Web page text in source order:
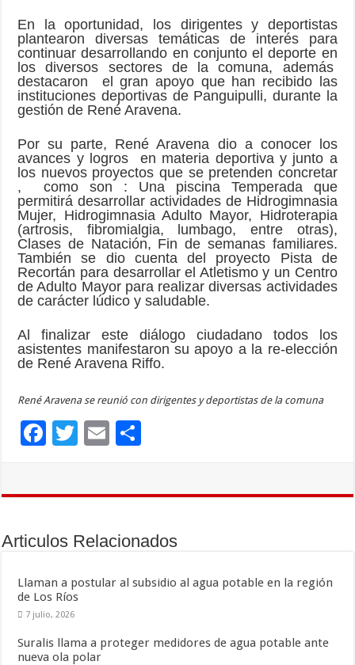
En la oportunidad, los dirigentes y deportistas
plantearon diversas temáticas de interés para
continuar desarrollando en conjunto el deporte en
los diversos sectores de la comuna, además
destacaron el gran apoyo que han recibido las
instituciones deportivas de Panguipulli, durante la
gestión de René Aravena.
Por su parte, René Aravena dio a conocer los
avances y logros en materia deportiva y junto a
los nuevos proyectos que se pretenden concretar
, como son : Una piscina Temperada que
permitirá desarrollar actividades de Hidrogimnasia
Mujer, Hidrogimnasia Adulto Mayor, Hidroterapia
(artrosis, fibromialgia, lumbago, entre otras),
Clases de Natación, Fin de semanas familiares.
También se dio cuenta del proyecto Pista de
Recortán para desarrollar el Atletismo y un Centro
de Adulto Mayor para realizar diversas actividades
de carácter lúdico y saludable.
Al finalizar este diálogo ciudadano todos los
asistentes manifestaron su apoyo a la re-elección
de René Aravena Riffo.
René Aravena se reunió con dirigentes y deportistas de la comuna
F
o
k
T
E
ar
r
Articulos Relacionados
Llaman a postular al subsidio al agua potable en la región
de Los Ríos
7 julio, 2026
Suralis llama a proteger medidores de agua potable ante
nueva ola polar